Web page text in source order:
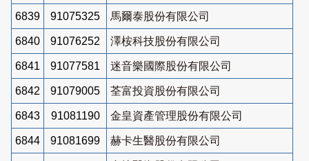
6839 91075325 馬爾泰股份有限公司
6840 91076252 澤桉科技股份有限公司
6841 91077581 迷音樂國際股份有限公司
6842 91079005 荃富投資股份有限公司
6843 91081190 金皇資產管理股份有限公司
6844 91081699 赫卡生醫股份有限公司